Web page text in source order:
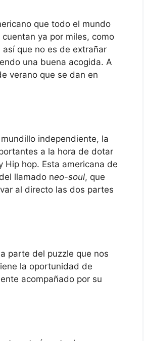
que todo el mundo
cuentan ya por miles, como
así que no es de extrañar
una buena acogida. A
verano que se dan en
independiente, la
a la hora de dotar
Hip hop. Esta americana de
llamado neo-soul, que
al directo las dos partes
parte del puzzle que nos
la oportunidad de
acompañado por su